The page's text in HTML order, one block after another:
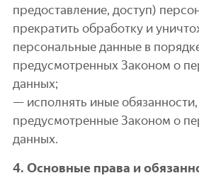
предоставление, доступ)
прекратить обработку и
персональные данные в
предусмотренных Законом о
данных;
— исполнять иные обязанности,
предусмотренные Законом о
данных.
4. Основные права и